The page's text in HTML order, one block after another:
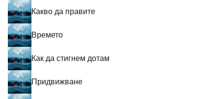
Какво да правите
Времето
Как да стигнем дотам
Придвижване